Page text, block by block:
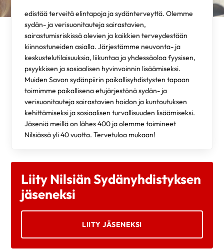
edistää terveitä elintapoja ja sydänterveyttä. Olemme
sydän- ja verisuonitauteja sairastavien,
sairastumisriskissä olevien ja kaikkien terveydestään
kiinnostuneiden asialla. Järjestämme neuvonta- ja
keskustelutilaisuuksia, liikuntaa ja yhdessäoloa fyysisen,
psyykkisen ja sosiaalisen hyvinvoinnin lisäämiseksi.
Muiden Savon sydänpiirin paikallisyhdistysten tapaan
toimimme paikallisena etujärjestönä sydän- ja
verisuonitauteja sairastavien hoidon ja kuntoutuksen
kehittämiseksi ja sosiaalisen turvallisuuden lisäämiseksi.
Jäseniä meillä on lähes 400 ja olemme toimineet
Nilsiässä yli 40 vuotta. Tervetuloa mukaan!
Liity Nilsiän Sydänyhdistyksen
jäseneksi
LIITY JÄSENEKSI